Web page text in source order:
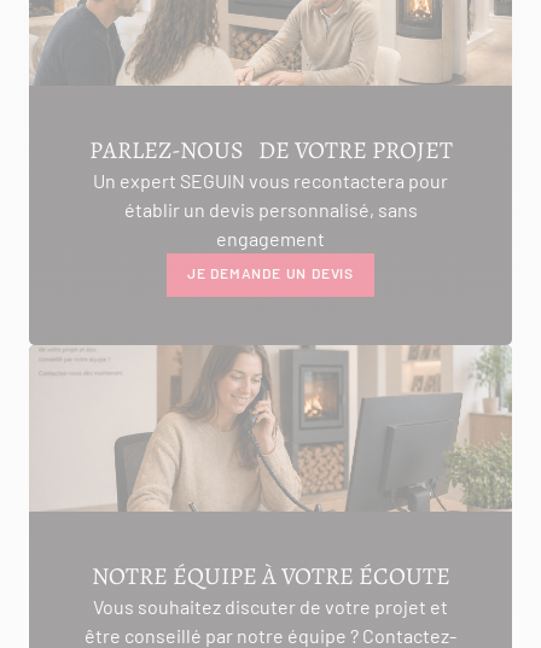
PARLEZ-NOUS DE VOTRE PROJET
Un expert SEGUIN vous recontactera pour
établir un devis personnalisé, sans
engagement
JE DEMANDE UN DEVIS
NOTRE ÉQUIPE À VOTRE ÉCOUTE
Vous souhaitez discuter de votre projet et
être conseillé par notre équipe ? Contactez-